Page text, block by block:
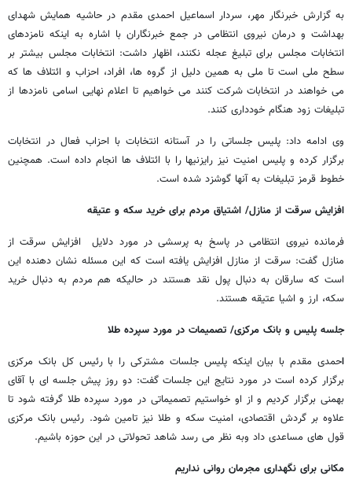
به گزارش خبرنگار مهر، سردار اسماعیل احمدی مقدم در حاشیه همایش شهدای
بهداشت و درمان نیروی انتظامی در جمع خبرنگاران با اشاره به اینکه نامزدهای
انتخابات مجلس برای تبلیغ عجله نکنند، اظهار داشت: انتخابات مجلس بیشتر بر
سطح ملی است تا ملی به همین دلیل از گروه ها، افراد، احزاب و ائتلاف ها که
می خواهند در انتخابات شرکت کنند می خواهیم تا اعلام نهایی اسامی نامزدها از
تبلیغات زود هنگام خودداری کنند.
وی ادامه داد: پلیس جلساتی را در آستانه انتخابات با احزاب فعال در انتخابات
برگزار کرده و پلیس امنیت نیز رایزنیها را با ائتلاف ها انجام داده است. همچنین
خطوط قرمز تبلیغات به آنها گوشزد شده است.
افزایش سرقت از منازل/ اشتیاق مردم برای خرید سکه و عتیقه
فرمانده نیروی انتظامی در پاسخ به پرسشی در مورد دلایل افزایش سرقت از
منازل گفت: سرقت از منازل افزایش یافته است که این مسئله نشان دهنده این
است که سارقان به دنبال پول نقد هستند در حالیکه هم مردم به دنبال خرید
سکه، ارز و اشیا عتیقه هستند.
جلسه پلیس و بانک مرکزی/ تصمیمات در مورد سپرده طلا
احمدی مقدم با بیان اینکه پلیس جلسات مشترکی را با رئیس کل بانک مرکزی
برگزار کرده است در مورد نتایج این جلسات گفت: دو روز پیش جلسه ای با آقای
بهمنی برگزار کردیم و از او خواستیم تصمیماتی در مورد سپرده طلا گرفته شود تا
علاوه بر گردش اقتصادی، امنیت سکه و طلا نیز تامین شود. رئیس بانک مرکزی
قول های مساعدی داد وبه نظر می رسد شاهد تحولاتی در این حوزه باشیم.
مکانی برای نگهداری مجرمان روانی نداریم